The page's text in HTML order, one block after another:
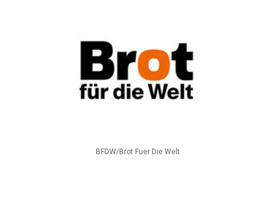
BFDW/Brot Fuer Die Welt